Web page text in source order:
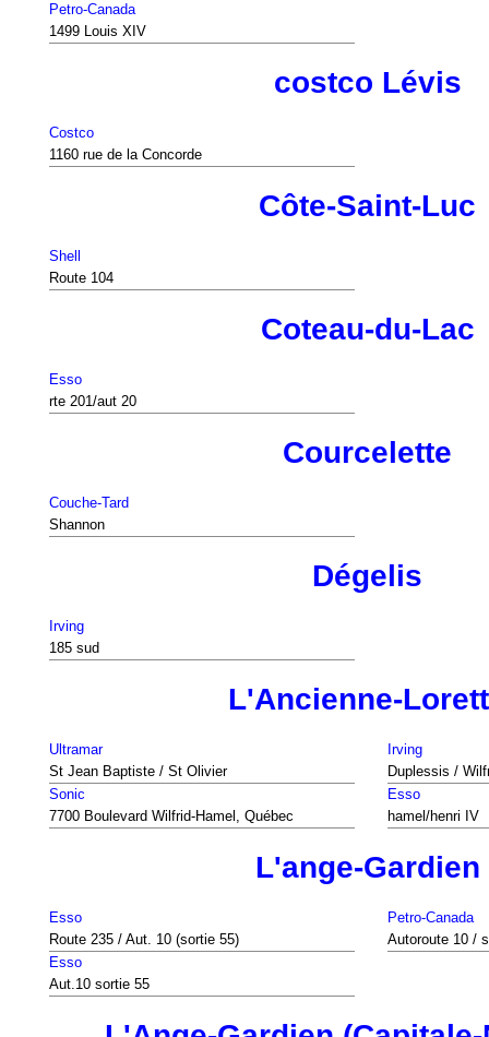
Petro-Canada
1499 Louis XIV
costco Lévis
Costco
1160 rue de la Concorde
Côte-Saint-Luc
Shell
Route 104
Coteau-du-Lac
Esso
rte 201/aut 20
Courcelette
Couche-Tard
Shannon
Dégelis
Irving
185 sud
L'Ancienne-
Ultramar
St Jean Baptiste / St Olivier
Irving
Duplessis /
Sonic
7700 Boulevard Wilfrid-Hamel, Québec
Esso
hamel/henri IV
L'ange-Gardien
Esso
Route 235 / Aut. 10 (sortie 55)
Petro-Canada
Autoroute 10 /
Esso
Aut.10 sortie 55